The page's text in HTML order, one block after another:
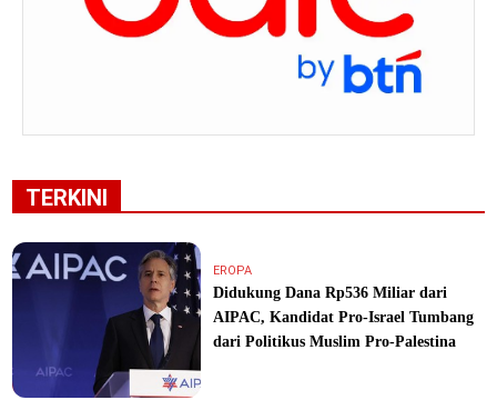
TERKINI
EROPA
Didukung Dana Rp536 Miliar dari
AIPAC, Kandidat Pro-Israel Tumbang
dari Politikus Muslim Pro-Palestina